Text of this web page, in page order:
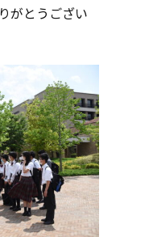
がとうござい